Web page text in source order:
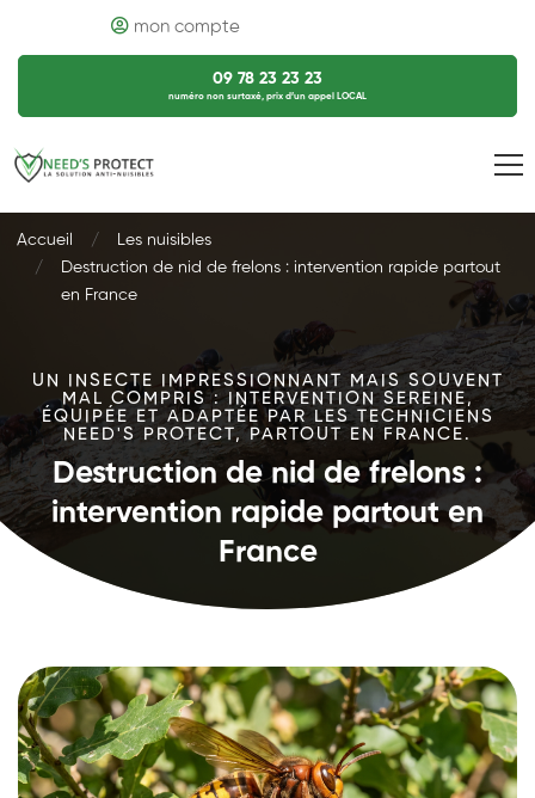
mon compte
09 78 23 23 23
numéro non surtaxé, prix d’un appel LOCAL
Accueil
Les nuisibles
Destruction de nid de frelons : intervention rapide partout
en France
UN INSECTE IMPRESSIONNANT MAIS SOUVENT
MAL COMPRIS : INTERVENTION SEREINE,
ÉQUIPÉE ET ADAPTÉE PAR LES TECHNICIENS
NEED'S PROTECT, PARTOUT EN FRANCE.
Destruction de nid de frelons :
intervention rapide partout en
France